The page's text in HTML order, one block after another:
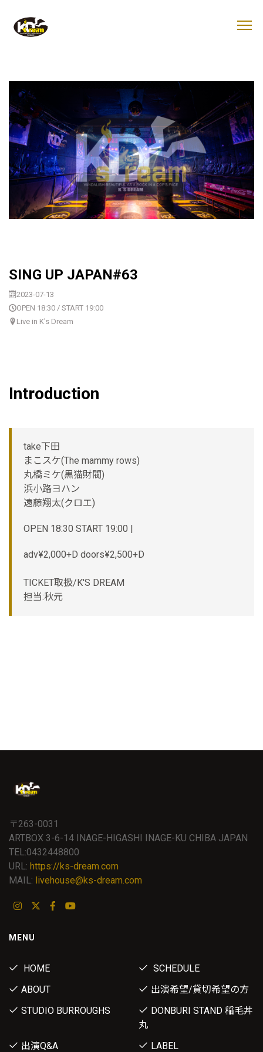
SING UP JAPAN#63
2023-07-13
OPEN 18:30 / START 19:00
Live in K's Dream
Introduction
take下田
まこスケ(The mammy rows)
丸橋ミケ(黒猫財閥)
浜小路ヨハン
遠藤翔太(クロエ)
OPEN 18:30 START 19:00 |
adv¥2,000+D doors¥2,500+D
TICKET取扱/K'S DREAM
担当:秋元
〒263-0031
ARTBOX 3-6-14 INAGE-HIGASHI INAGE-KU CHIBA JAPAN
TEL:0432448800
URL: https://ks-dream.com
MAIL: livehouse@ks-dream.com
MENU
HOME
SCHEDULE
ABOUT
出演希望/貸切希望の方
STUDIO BURROUGHS
DONBURI STAND 稲毛丼
丸
出演Q&A
LABEL